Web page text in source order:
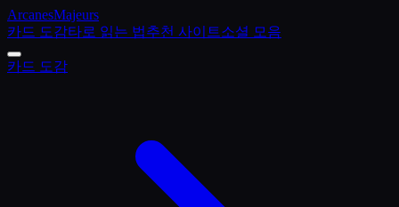
ArcanesMajeurs
카드 도감타로 읽는 법추천 사이트소셜 모음
카드 도감